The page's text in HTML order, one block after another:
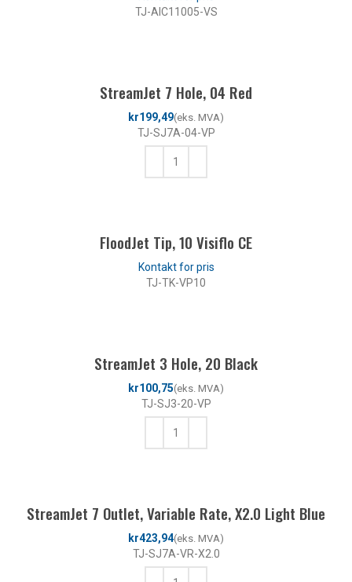
TJ-AIC11005-VS
StreamJet 7 Hole, 04 Red
kr
TJ-SJ7A-04-VP
FloodJet Tip, 10 Visiflo CE
TJ-TK-VP10
StreamJet 3 Hole, 20 Black
kr
TJ-SJ3-20-VP
StreamJet 7 Outlet, Variable Rate, X2.0 Light Blue
kr
TJ-SJ7A-VR-X2.0